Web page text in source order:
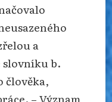
a
slovníku b.
člověka,
– Význam